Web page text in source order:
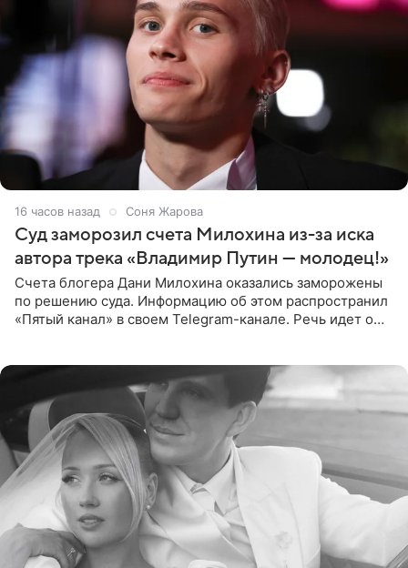
16 часов назад Соня Жарова
Суд заморозил счета Милохина из-за иска
автора трека «Владимир Путин — молодец!»
Счета блогера Дани Милохина оказались заморожены
по решению суда. Информацию об этом распространил
«Пятый канал» в своем Telegram-канале. Речь идет о